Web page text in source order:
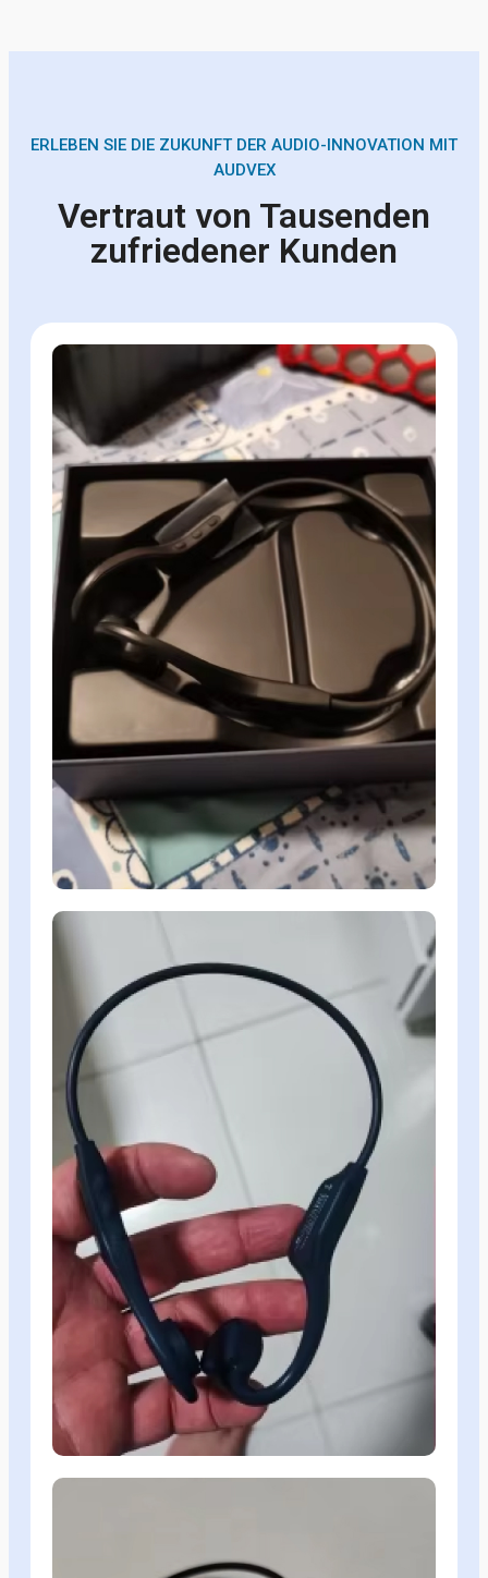
ERLEBEN SIE DIE ZUKUNFT DER AUDIO-INNOVATION MIT
AUDVEX
Vertraut von Tausenden
zufriedener Kunden